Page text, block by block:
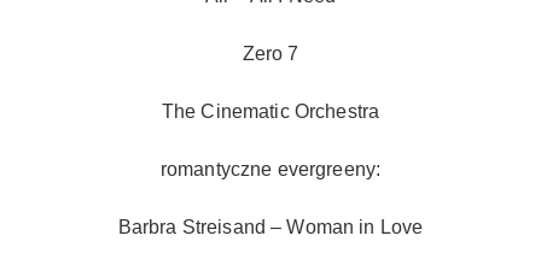
Zero 7
The Cinematic Orchestra
romantyczne evergreeny:
Barbra Streisand – Woman in Love